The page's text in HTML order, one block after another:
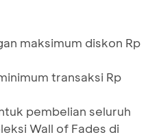
maksimum diskon Rp
transaksi Rp
pembelian seluruh
Wall of Fades di